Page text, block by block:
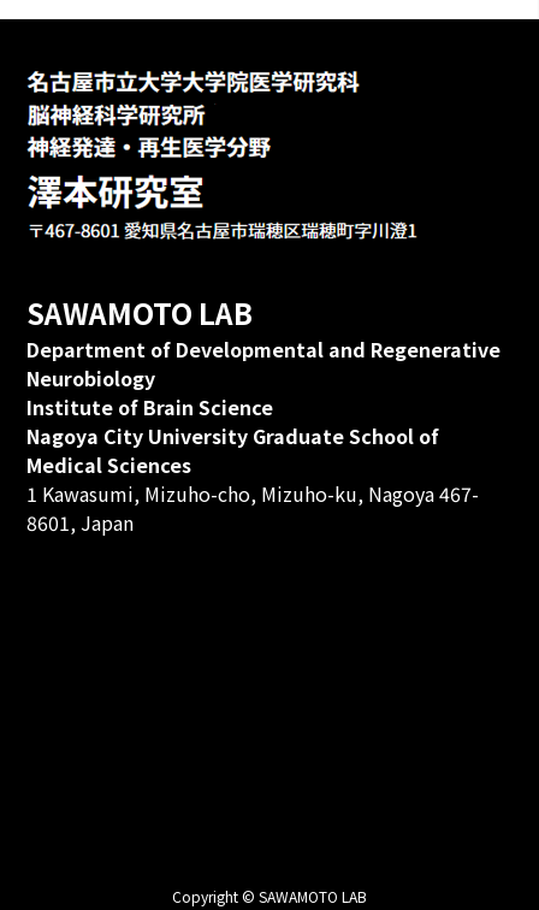
SAWAMOTO LAB
Department of Developmental and Regenerative
Neurobiology
Institute of Brain Science
Nagoya City University Graduate School of
Medical Sciences
1 Kawasumi, Mizuho-cho, Mizuho-ku, Nagoya 467-
8601, Japan
Copyright © SAWAMOTO LAB